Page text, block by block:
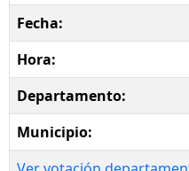
Fecha:
Hora:
Departamento:
Municipio: